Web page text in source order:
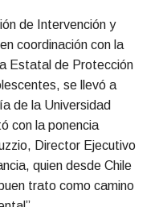
de Intervención y
coordinación con la
Estatal de Protección
se llevó a
de la Universidad
con la ponencia
Director Ejecutivo
quien desde Chile
trato como camino